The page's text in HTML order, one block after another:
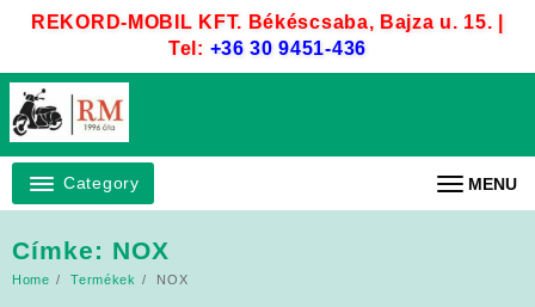
REKORD-MOBIL KFT. Békéscsaba, Bajza u. 15. |
Tel: +36 30 9451-436
Category MENU
Címke: NOX
Home Termékek NOX